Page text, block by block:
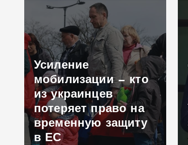
Усиление
мобилизации — кто
из украинцев
потеряет право на
временную защиту
в ЕС